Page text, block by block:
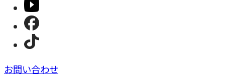
お問い合わせ